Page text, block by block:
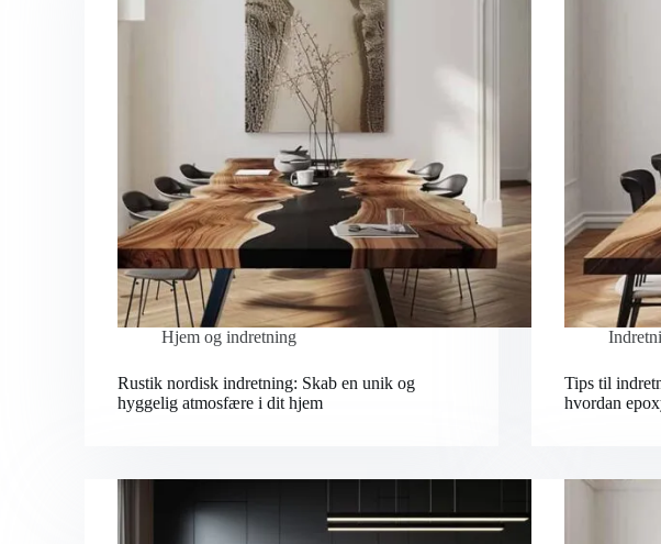
Hjem og indretning
Rustik nordisk indretning: Skab en unik og
hyggelig atmosfære i dit hjem
Tips til
hvordan